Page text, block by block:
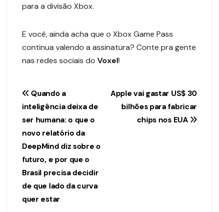
para a divisão Xbox.
E você, ainda acha que o Xbox Game Pass
continua valendo a assinatura? Conte pra gente
nas redes sociais do Voxel!
Navegação
de
Post
Apple vai gastar US$ 30
bilhões para fabricar
chips nos EUA
Quando a
inteligência deixa de
ser humana: o que o
novo relatório da
DeepMind diz sobre o
futuro, e por que o
Brasil precisa decidir
de que lado da curva
quer estar